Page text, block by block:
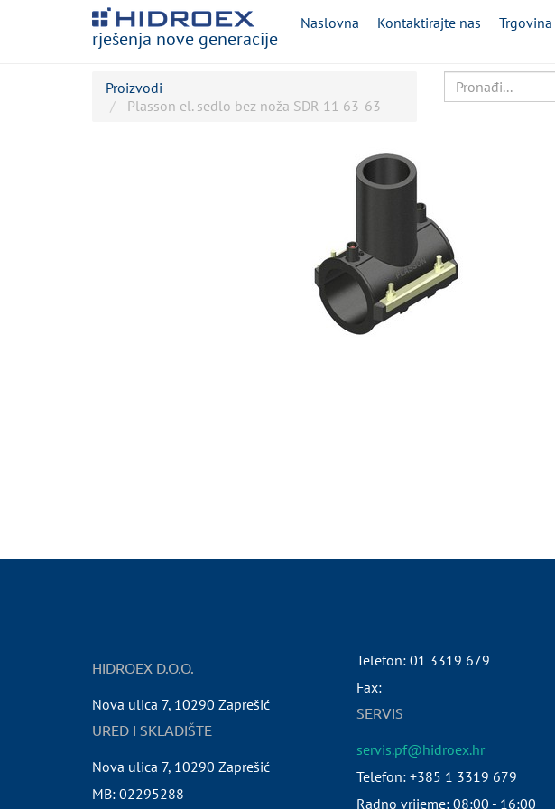
rješenja nove generacije
Naslovna Kontaktirajte nas Trgovina
Proizvodi
Plasson el. sedlo bez noža SDR 11 63-63
HIDROEX D.O.O.
Nova ulica 7, 10290 Zaprešić
URED I SKLADIŠTE
Nova ulica 7, 10290 Zaprešić
MB: 02295288
Telefon: 01 3319 679
Fax:
SERVIS
servis.pf@hidroex.hr
Telefon: +385 1 3319 679
Radno vrijeme: 08:00 - 16:00